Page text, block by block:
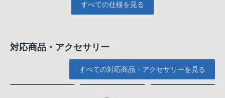
すべての仕様を見る
対応商品・アクセサリー
すべての対応商品・アクセサリーを見る